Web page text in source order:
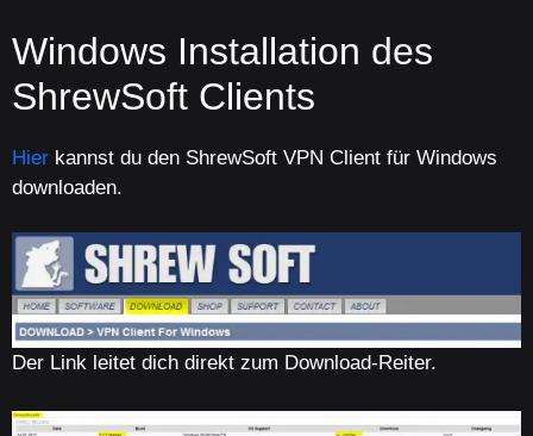
Windows Installation des
ShrewSoft Clients
Hier kannst du den ShrewSoft VPN Client für Windows
downloaden.
Der Link leitet dich direkt zum Download-Reiter.